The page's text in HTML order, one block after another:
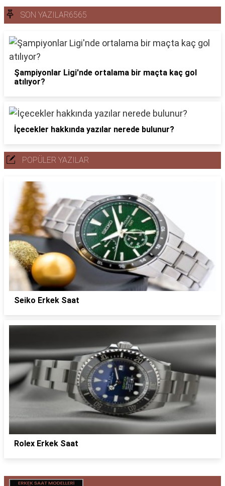
SON YAZILAR6565
Şampiyonlar Ligi'nde ortalama bir maçta kaç gol
atılıyor?
İçecekler hakkında yazılar nerede bulunur?
POPÜLER YAZILAR
Seiko Erkek Saat
Rolex Erkek Saat